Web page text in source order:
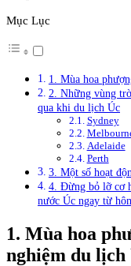
Mục Lục
1. Mùa hoa
2. Những vùng
qua khi du lịch Úc
Sydney
Adelaide
Perth
3. Một số hoạt
4. Đừng bỏ lỡ cơ
nước Úc ngay từ
1. Mùa hoa
nghiệm du lịch